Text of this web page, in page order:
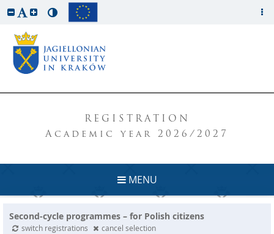
REGISTRATION
Academic year 2026/2027
MENU
Second-cycle programmes – for Polish citizens
switch registrations
cancel selection